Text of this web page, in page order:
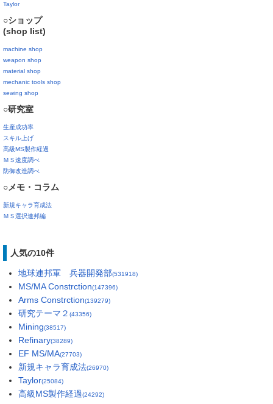
Taylor
○ショップ
(shop list)
machine shop
weapon shop
material shop
mechanic tools shop
sewing shop
○研究室
生産成功率
スキル上げ
高級MS製作経過
ＭＳ速度調べ
防御改造調べ
○メモ・コラム
新規キャラ育成法
ＭＳ選択連邦編
人気の10件
地球連邦軍 兵器開発部(531918)
MS/MA Constrction(147396)
Arms Constrction(139279)
研究テーマ２ (43356)
Mining(38517)
Refinary(38289)
EF MS/MA(27703)
新規キャラ育成法(26970)
Taylor(25084)
高級MS製作経過(24292)